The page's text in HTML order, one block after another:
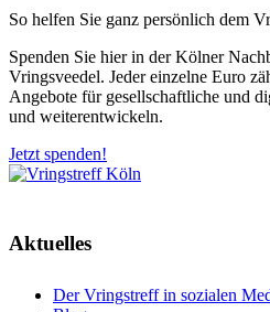
So helfen Sie ganz persönlich dem
Spenden Sie hier in der Kölner
Vringsveedel. Jeder einzelne Euro
Angebote für gesellschaftliche und
und weiterentwickeln.
Jetzt spenden!
Aktuelles
Der Vringstreff in sozialen